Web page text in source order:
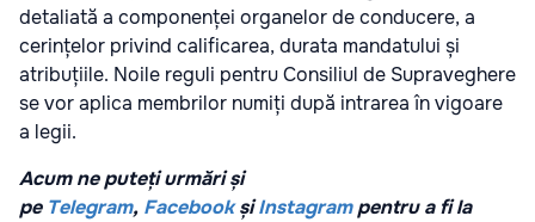
detaliată a componenței organelor de conducere, a
cerințelor privind calificarea, durata mandatului și
atribuțiile. Noile reguli pentru Consiliul de Supraveghere
se vor aplica membrilor numiți după intrarea în vigoare
a legii.
Acum ne puteți urmări și
pe Telegram, Facebook șiInstagrampentru a fi la